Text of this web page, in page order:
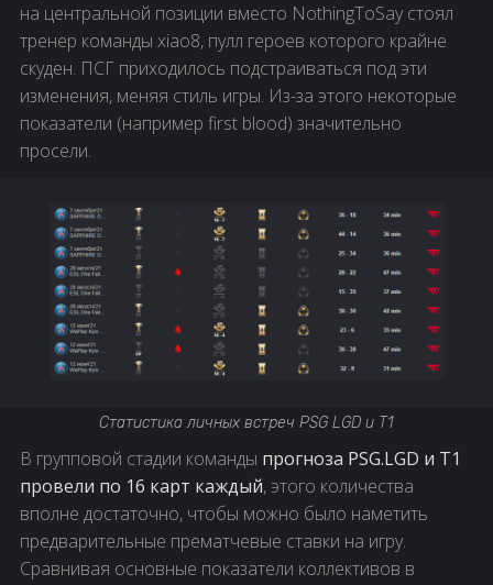
на центральной позиции вместо NothingToSay стоял
тренер команды xiao8, пулл героев которого крайне
скуден. ПСГ приходилось подстраиваться под эти
изменения, меняя стиль игры. Из-за этого некоторые
показатели (например first blood) значительно
просели.
Статистика личных встреч PSG LGD и T1
В групповой стадии команды прогноза PSG.LGD и T1
провели по 16 карт каждый, этого количества
вполне достаточно, чтобы можно было наметить
предварительные прематчевые ставки на игру.
Сравнивая основные показатели коллективов в